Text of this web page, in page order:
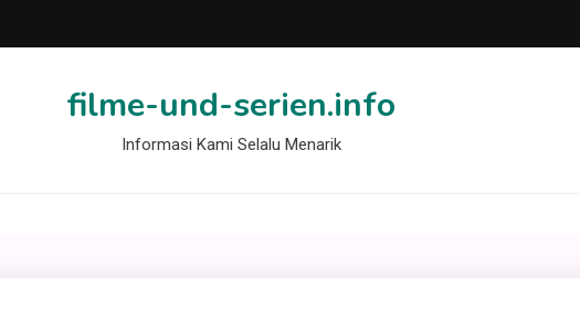
filme-und-serien.info
Informasi Kami Selalu Menarik